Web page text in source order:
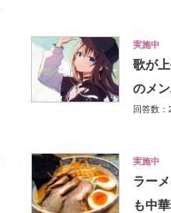
実施中
歌が
のメ
回答数
実施中
ラー
も中